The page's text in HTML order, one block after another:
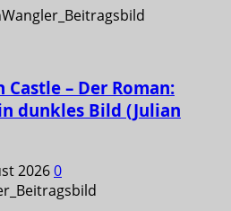
– Der Roman:
dunkles Bild (Julian
20260